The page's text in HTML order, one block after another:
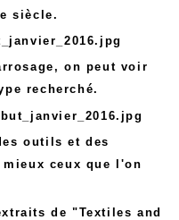
siècle.
on peut voir
recherché.
outils et des
ceux que l'on
de "Textiles and